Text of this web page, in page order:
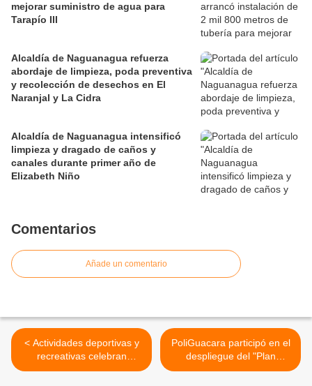
mejorar suministro de agua para
Tarapío III
Alcaldía de Naguanagua refuerza
abordaje de limpieza, poda preventiva
y recolección de desechos en El
Naranjal y La Cidra
Alcaldía de Naguanagua intensificó
limpieza y dragado de caños y
canales durante primer año de
Elizabeth Niño
Comentarios
Añade un comentario
< Actividades deportivas y
recreativas celebran
Carnavales “Amor y Fiesta
PoliGuacara participó en el
despliegue del "Plan
Carnavales Felices y